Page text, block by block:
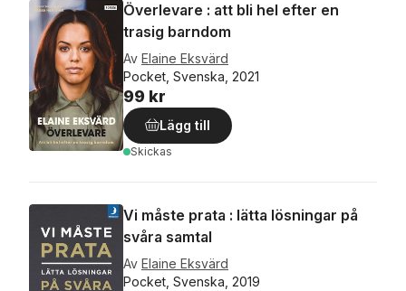
Överlevare : att bli hel efter en
trasig barndom
Av Elaine Eksvärd
Pocket, Svenska, 2021
99 kr
Lägg till
Skickas
Vi måste prata : lätta lösningar på
svåra samtal
Av Elaine Eksvärd
Pocket, Svenska, 2019